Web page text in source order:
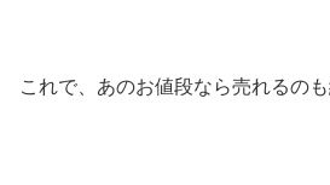
これで、あのお値段なら売れるのも